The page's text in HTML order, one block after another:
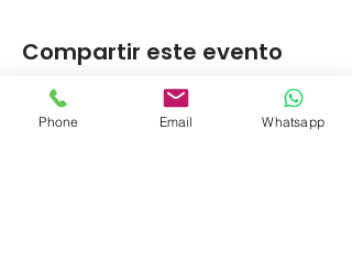
Compartir este evento
OFRENDA
Phone Email Whatsapp